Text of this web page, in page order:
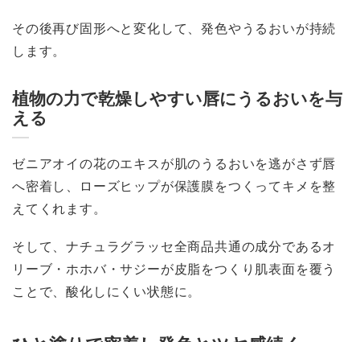
その後再び固形へと変化して、発色やうるおいが持続
します。
植物の力で乾燥しやすい唇にうるおいを与
える
ゼニアオイの花のエキスが肌のうるおいを逃がさず唇
へ密着し、ローズヒップが保護膜をつくってキメを整
えてくれます。
そして、ナチュラグラッセ全商品共通の成分であるオ
リーブ・ホホバ・サジーが皮脂をつくり肌表面を覆う
ことで、酸化しにくい状態に。